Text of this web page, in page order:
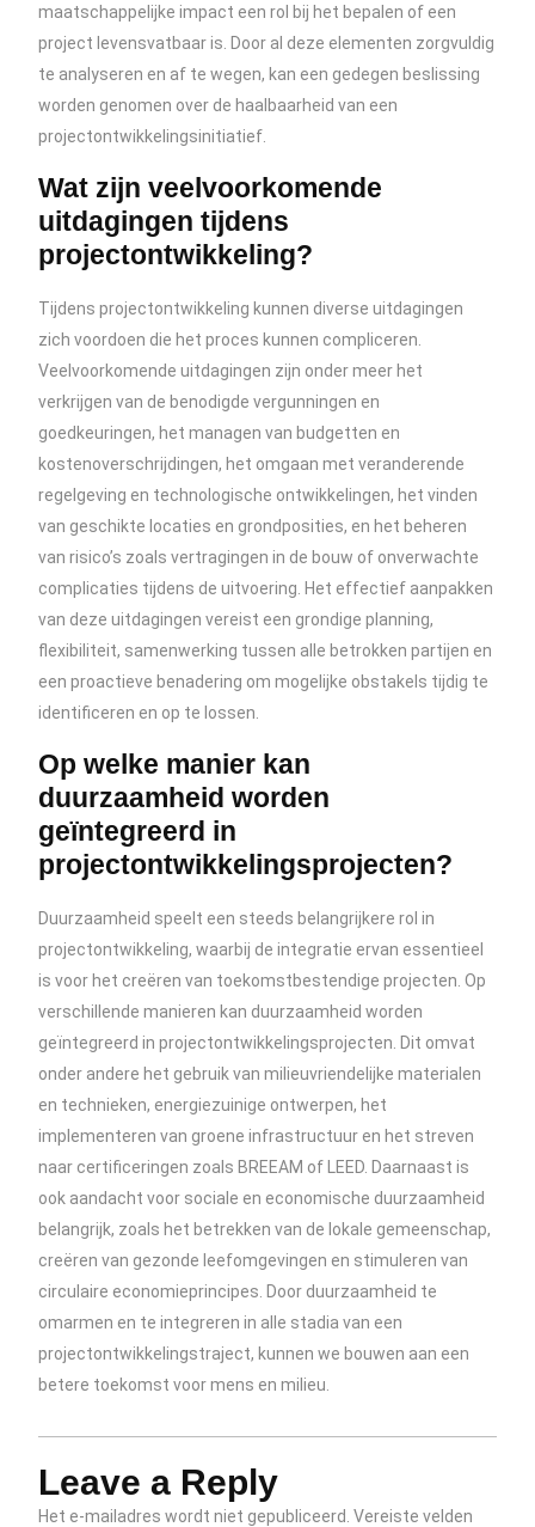
maatschappelijke impact een rol bij het bepalen of een
project levensvatbaar is. Door al deze elementen zorgvuldig
te analyseren en af te wegen, kan een gedegen beslissing
worden genomen over de haalbaarheid van een
projectontwikkelingsinitiatief.
Wat zijn veelvoorkomende
uitdagingen tijdens
projectontwikkeling?
Tijdens projectontwikkeling kunnen diverse uitdagingen
zich voordoen die het proces kunnen compliceren.
Veelvoorkomende uitdagingen zijn onder meer het
verkrijgen van de benodigde vergunningen en
goedkeuringen, het managen van budgetten en
kostenoverschrijdingen, het omgaan met veranderende
regelgeving en technologische ontwikkelingen, het vinden
van geschikte locaties en grondposities, en het beheren
van risico’s zoals vertragingen in de bouw of onverwachte
complicaties tijdens de uitvoering. Het effectief aanpakken
van deze uitdagingen vereist een grondige planning,
flexibiliteit, samenwerking tussen alle betrokken partijen en
een proactieve benadering om mogelijke obstakels tijdig te
identificeren en op te lossen.
Op welke manier kan
duurzaamheid worden
geïntegreerd in
projectontwikkelingsprojecten?
Duurzaamheid speelt een steeds belangrijkere rol in
projectontwikkeling, waarbij de integratie ervan essentieel
is voor het creëren van toekomstbestendige projecten. Op
verschillende manieren kan duurzaamheid worden
geïntegreerd in projectontwikkelingsprojecten. Dit omvat
onder andere het gebruik van milieuvriendelijke materialen
en technieken, energiezuinige ontwerpen, het
implementeren van groene infrastructuur en het streven
naar certificeringen zoals BREEAM of LEED. Daarnaast is
ook aandacht voor sociale en economische duurzaamheid
belangrijk, zoals het betrekken van de lokale gemeenschap,
creëren van gezonde leefomgevingen en stimuleren van
circulaire economieprincipes. Door duurzaamheid te
omarmen en te integreren in alle stadia van een
projectontwikkelingstraject, kunnen we bouwen aan een
betere toekomst voor mens en milieu.
Leave a Reply
Het e-mailadres wordt niet gepubliceerd. Vereiste velden